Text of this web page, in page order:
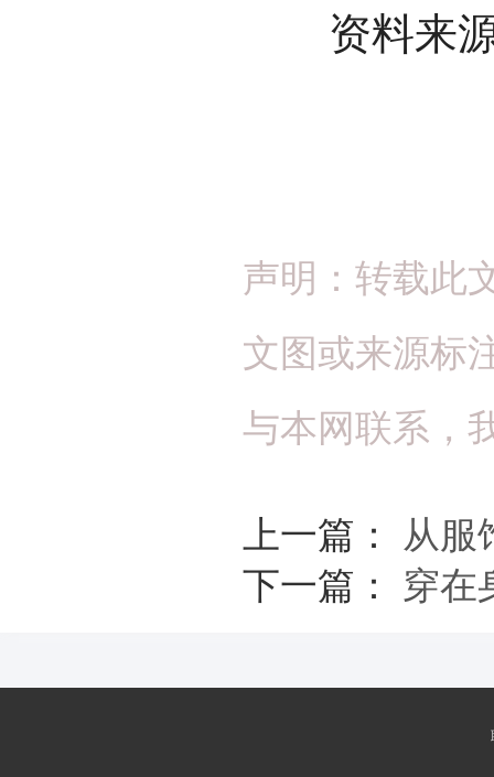
资料来源
声明：转载此
文图或来源标
与本网联系，
上一篇：
从服
下一篇： 穿在